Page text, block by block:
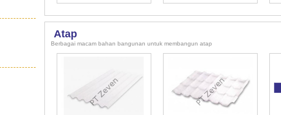
Atap
Berbagai macam bahan bangunan untuk membangun atap